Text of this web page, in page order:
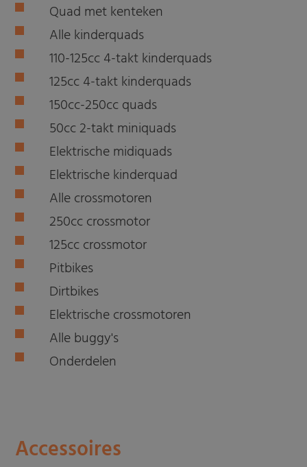
Quad met kenteken
Alle kinderquads
110-125cc 4-takt kinderquads
125cc 4-takt kinderquads
150cc-250cc quads
50cc 2-takt miniquads
Elektrische midiquads
Elektrische kinderquad
Alle crossmotoren
250cc crossmotor
125cc crossmotor
Pitbikes
Dirtbikes
Elektrische crossmotoren
Alle buggy's
Onderdelen
Accessoires